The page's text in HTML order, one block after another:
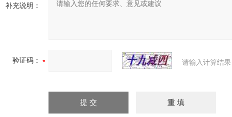
补充说明：
验证码： 请输入计算结